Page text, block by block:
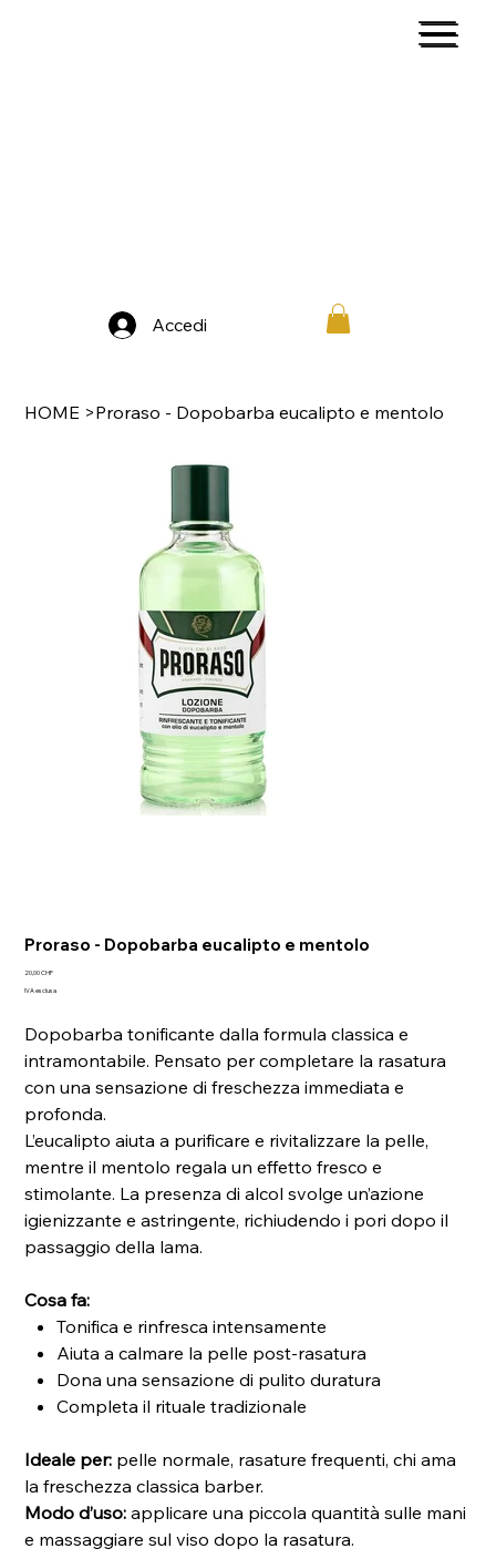
HOME >Proraso - Dopobarba eucalipto e mentolo
Proraso - Dopobarba eucalipto e mentolo
Prezzo
20,00 CHF
IVA esclusa
Dopobarba tonificante dalla formula classica e
intramontabile. Pensato per completare la rasatura
con una sensazione di freschezza immediata e
profonda.
L’eucalipto aiuta a purificare e rivitalizzare la pelle,
mentre il mentolo regala un effetto fresco e
stimolante. La presenza di alcol svolge un’azione
igienizzante e astringente, richiudendo i pori dopo il
passaggio della lama.
Cosa fa:
Tonifica e rinfresca intensamente
Aiuta a calmare la pelle post-rasatura
Dona una sensazione di pulito duratura
Completa il rituale tradizionale
Ideale per: pelle normale, rasature frequenti, chi ama
la freschezza classica barber.
Modo d’uso: applicare una piccola quantità sulle mani
e massaggiare sul viso dopo la rasatura.
Accedi